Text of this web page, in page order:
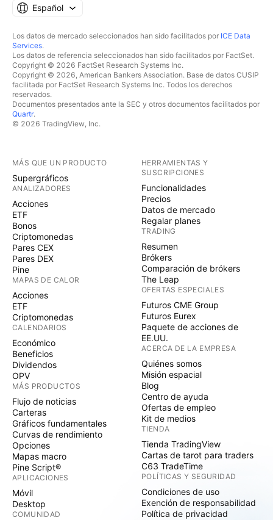
Español
Los datos de mercado seleccionados han sido facilitados por ICE Data
Services.
Los datos de referencia seleccionados han sido facilitados por FactSet.
Copyright © 2026 FactSet Research Systems Inc.
Copyright © 2026, American Bankers Association. Base de datos CUSIP
facilitada por FactSet Research Systems Inc. Todos los derechos
reservados.
Documentos presentados ante la SEC y otros documentos facilitados por
Quartr.
© 2026 TradingView, Inc.
MÁS QUE UN PRODUCTO
Supergráficos
ANALIZADORES
Acciones
ETF
Bonos
Criptomonedas
Pares CEX
Pares DEX
Pine
MAPAS DE CALOR
Acciones
ETF
Criptomonedas
CALENDARIOS
Económico
Beneficios
Dividendos
OPV
MÁS PRODUCTOS
Flujo de noticias
Carteras
Gráficos fundamentales
Curvas de rendimiento
Opciones
Mapas macro
Pine Script®
APLICACIONES
Móvil
Desktop
COMUNIDAD
HERRAMIENTAS Y
SUSCRIPCIONES
Funcionalidades
Precios
Datos de mercado
Regalar planes
TRADING
Resumen
Brókers
Comparación de brókers
The Leap
OFERTAS ESPECIALES
Futuros CME Group
Futuros Eurex
Paquete de acciones de
EE.UU.
ACERCA DE LA EMPRESA
Quiénes somos
Misión espacial
Blog
Centro de ayuda
Ofertas de empleo
Kit de medios
TIENDA
Tienda TradingView
Cartas de tarot para traders
C63 TradeTime
POLÍTICAS Y SEGURIDAD
Condiciones de uso
Exención de responsabilidad
Política de privacidad